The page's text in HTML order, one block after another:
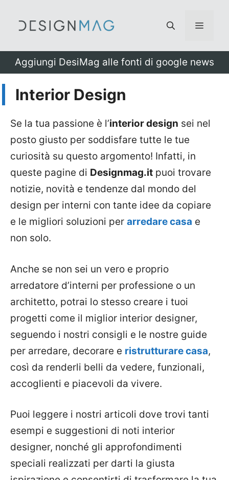
Menu
Aggiungi DesiMag alle fonti di google news
Interior Design
Se la tua passione è l’interior design sei nel
posto giusto per soddisfare tutte le tue
curiosità su questo argomento! Infatti, in
queste pagine di Designmag.it puoi trovare
notizie, novità e tendenze dal mondo del
design per interni con tante idee da copiare
e le migliori soluzioni per arredare casa e
non solo.
Anche se non sei un vero e proprio
arredatore d’interni per professione o un
architetto, potrai lo stesso creare i tuoi
progetti come il miglior interior designer,
seguendo i nostri consigli e le nostre guide
per arredare, decorare e ristrutturare casa,
così da renderli belli da vedere, funzionali,
accoglienti e piacevoli da vivere.
Puoi leggere i nostri articoli dove trovi tanti
esempi e suggestioni di noti interior
designer, nonché gli approfondimenti
speciali realizzati per darti la giusta